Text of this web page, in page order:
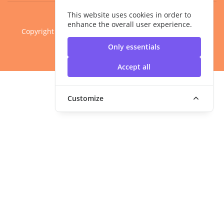
This website uses cookies in order to
enhance the overall user experience.
Only essentials
Accept all
Customize
Copyright ©2020 คณะครุศาสตร์อุตสาหกรรม มหาวิทยาลัย
เทคโนโลยีราชมงคลสุวรรณภูมิ